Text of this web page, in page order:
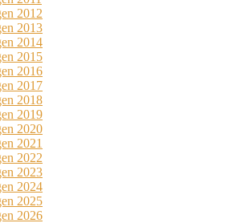
2012
2013
2014
2015
2016
2017
2018
2019
2020
2021
2022
2023
2024
2025
2026